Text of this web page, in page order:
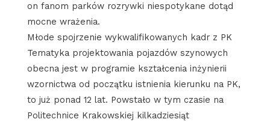
on fanom parków rozrywki niespotykane dotąd
mocne wrażenia.
Młode spojrzenie wykwalifikowanych kadr z PK
Tematyka projektowania pojazdów szynowych
obecna jest w programie kształcenia inżynierii
wzornictwa od początku istnienia kierunku na PK,
to już ponad 12 lat. Powstało w tym czasie na
Politechnice Krakowskiej kilkadziesiąt